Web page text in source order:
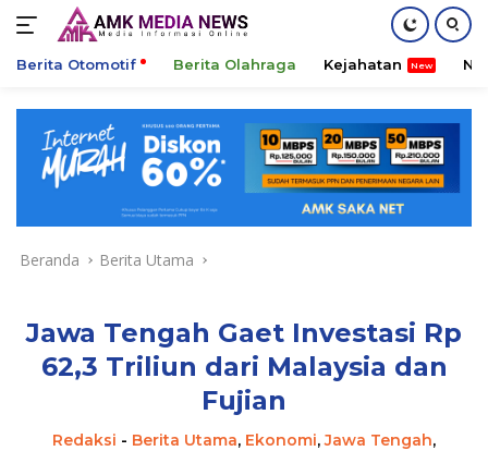
konten
Berita Otomotif Berita Olahraga Kejahatan
Beranda Berita Utama
Jawa Tengah Gaet Investasi Rp
62,3 Triliun dari Malaysia dan
Fujian
Redaksi - Berita Utama, Ekonomi,Jawa Tengah,